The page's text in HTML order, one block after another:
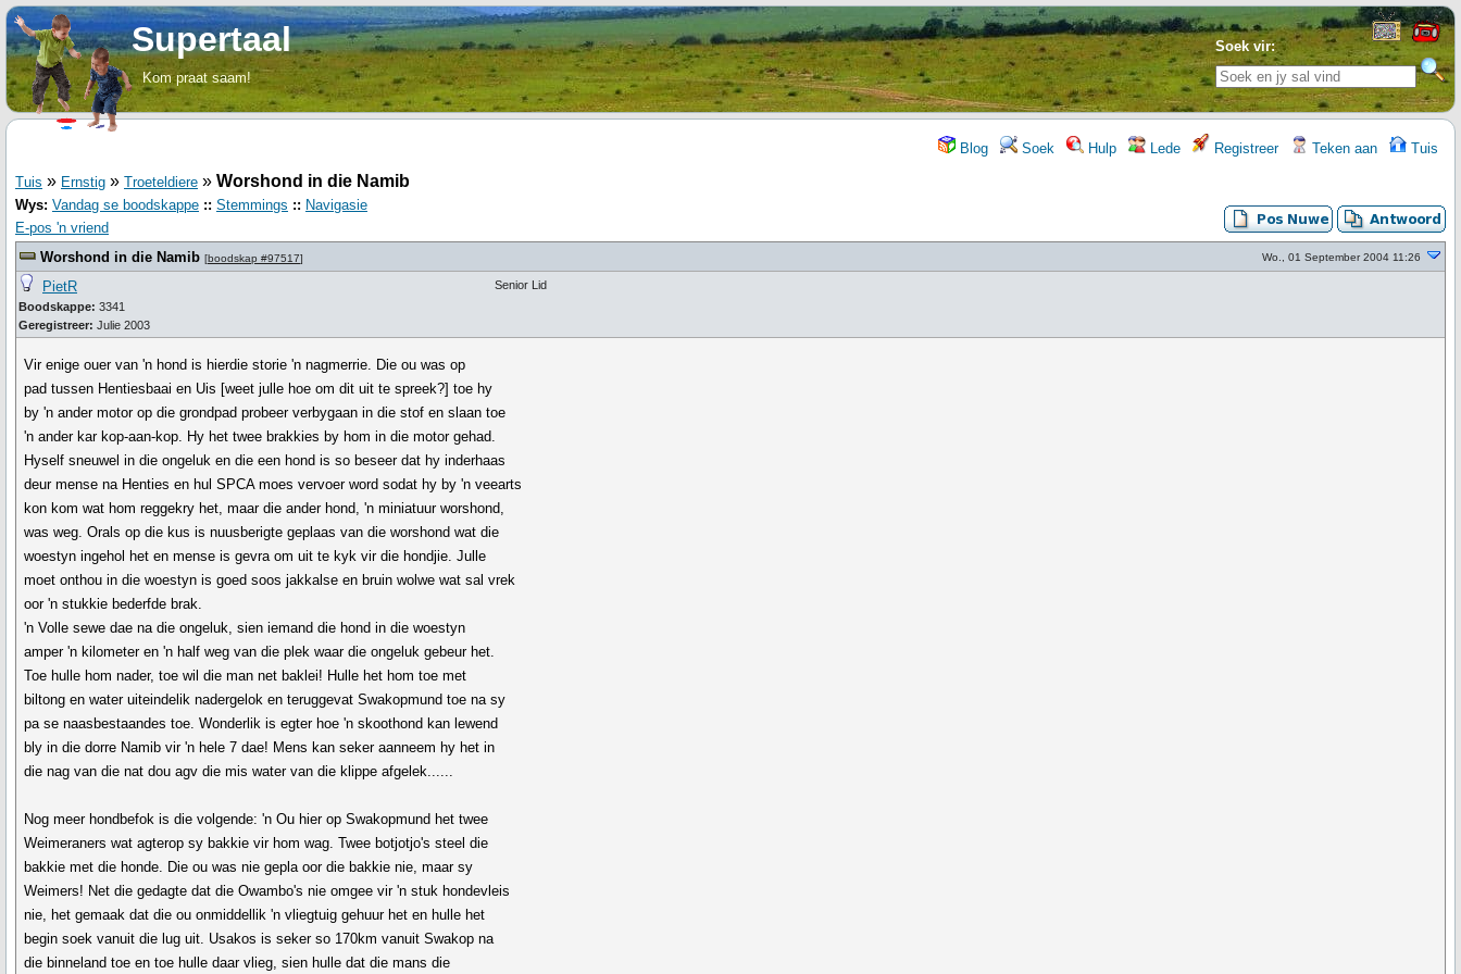
Soek vir:
Supertaal
Kom praat saam!
Blog Soek Hulp Lede Registreer Teken aan Tuis
Tuis » Ernstig » Troeteldiere » Worshond in die Namib
Wys: Vandag se boodskappe :: Stemmings :: Navigasie
E-pos 'n vriend
Worshond in die Namib [boodskap #97517] Wo., 01 September 2004 11:26
PietR
Boodskappe: 3341
Geregistreer: Julie 2003
Senior Lid
Vir enige ouer van 'n hond is hierdie storie 'n nagmerrie. Die ou was op
pad tussen Hentiesbaai en Uis [weet julle hoe om dit uit te spreek?] toe hy
by 'n ander motor op die grondpad probeer verbygaan in die stof en slaan toe
'n ander kar kop-aan-kop. Hy het twee brakkies by hom in die motor gehad.
Hyself sneuwel in die ongeluk en die een hond is so beseer dat hy inderhaas
deur mense na Henties en hul SPCA moes vervoer word sodat hy by 'n veearts
kon kom wat hom reggekry het, maar die ander hond, 'n miniatuur worshond,
was weg. Orals op die kus is nuusberigte geplaas van die worshond wat die
woestyn ingehol het en mense is gevra om uit te kyk vir die hondjie. Julle
moet onthou in die woestyn is goed soos jakkalse en bruin wolwe wat sal vrek
oor 'n stukkie bederfde brak.
'n Volle sewe dae na die ongeluk, sien iemand die hond in die woestyn
amper 'n kilometer en 'n half weg van die plek waar die ongeluk gebeur het.
Toe hulle hom nader, toe wil die man net baklei! Hulle het hom toe met
biltong en water uiteindelik nadergelok en teruggevat Swakopmund toe na sy
pa se naasbestaandes toe. Wonderlik is egter hoe 'n skoothond kan lewend
bly in die dorre Namib vir 'n hele 7 dae! Mens kan seker aanneem hy het in
die nag van die nat dou agv die mis water van die klippe afgelek......
Nog meer hondbefok is die volgende: 'n Ou hier op Swakopmund het twee
Weimeraners wat agterop sy bakkie vir hom wag. Twee botjotjo's steel die
bakkie met die honde. Die ou was nie gepla oor die bakkie nie, maar sy
Weimers! Net die gedagte dat die Owambo's nie omgee vir 'n stuk hondevleis
nie, het gemaak dat die ou onmiddellik 'n vliegtuig gehuur het en hulle het
begin soek vanuit die lug uit. Usakos is seker so 170km vanuit Swakop na
die binneland toe en toe hulle daar vlieg, sien hulle dat die mans die